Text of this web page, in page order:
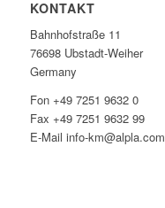
KONTAKT
Bahnhofstraße 11
76698 Ubstadt-Weiher
Germany
Fon +49 7251 9632 0
Fax +49 7251 9632 99
E-Mail info-km@alpla.com